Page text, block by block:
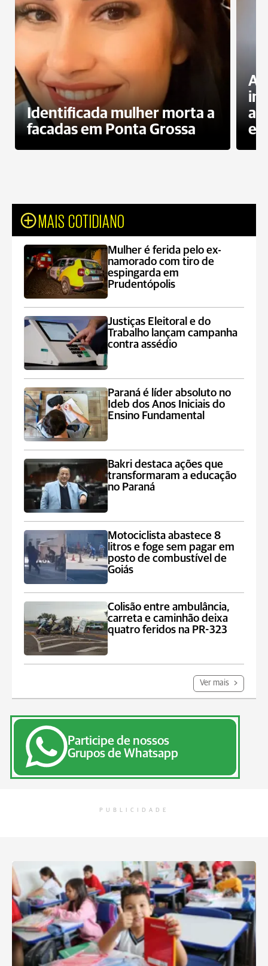
Identificada mulher morta a
facadas em Ponta Grossa
MAIS COTIDIANO
Mulher é ferida pelo ex-
namorado com tiro de
espingarda em
Prudentópolis
Justiças Eleitoral e do
Trabalho lançam campanha
contra assédio
Paraná é líder absoluto no
Ideb dos Anos Iniciais do
Ensino Fundamental
Bakri destaca ações que
transformaram a educação
no Paraná
Motociclista abastece 8
litros e foge sem pagar em
posto de combustível de
Goiás
Colisão entre ambulância,
carreta e caminhão deixa
quatro feridos na PR-323
Ver mais
Participe de nossos
Grupos de Whatsapp
PUBLICIDADE